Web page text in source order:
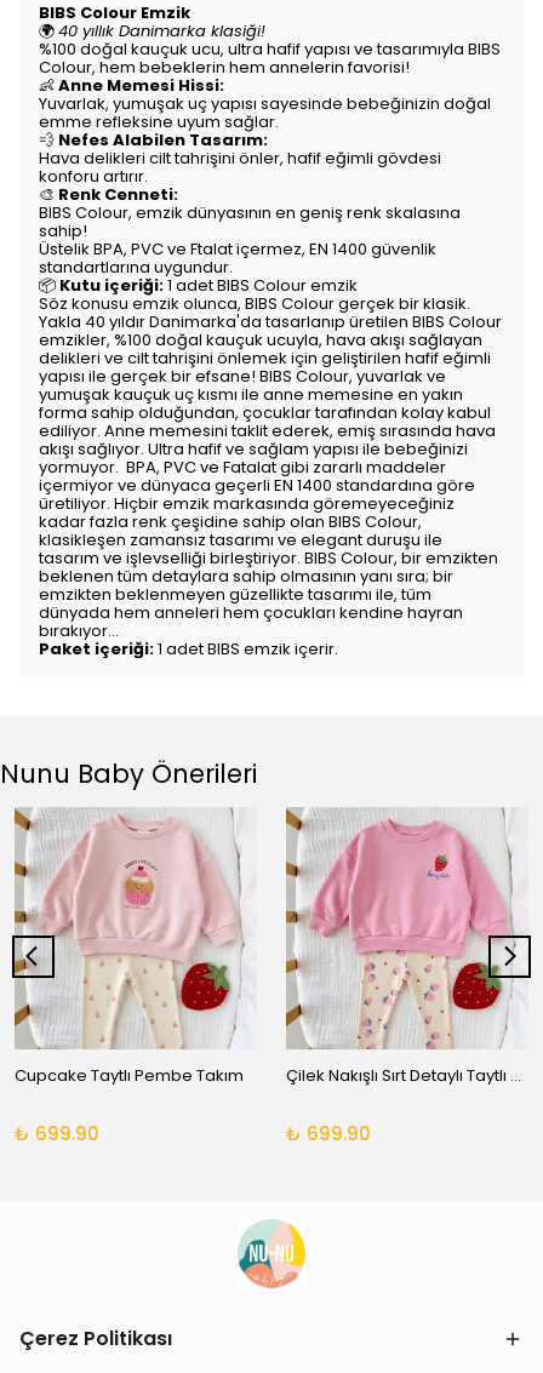
BIBS Colour Emzik
🌍40 yıllık Danimarka klasiği!
%100 doğal kauçuk ucu, ultra hafif yapısı ve tasarımıyla BIBS
Colour, hem bebeklerin hem annelerin favorisi!
👶Anne Memesi Hissi:
Yuvarlak, yumuşak uç yapısı sayesinde bebeğinizin doğal
emme refleksine uyum sağlar.
💨 Nefes Alabilen Tasarım:
Hava delikleri cilt tahrişini önler, hafif eğimli gövdesi
konforu artırır.
🎨 Renk Cenneti:
BIBS Colour, emzik dünyasının en geniş renk skalasına
sahip!
Üstelik BPA, PVC ve Ftalat içermez, EN 1400 güvenlik
standartlarına uygundur.
📦 Kutu içeriği:1 adet BIBS Colour emzik
Söz konusu emzik olunca, BIBS Colour gerçek bir klasik.
Yakla 40 yıldır Danimarka'da tasarlanıp üretilen BIBS Colour
emzikler, %100 doğal kauçuk ucuyla, hava akışı sağlayan
delikleri ve cilt tahrişini önlemek için geliştirilen hafif eğimli
yapısı ile gerçek bir efsane! BIBS Colour, yuvarlak ve
yumuşak kauçuk uç kısmı ile anne memesine en yakın
forma sahip olduğundan, çocuklar tarafından kolay kabul
ediliyor. Anne memesini taklit ederek, emiş sırasında hava
akışı sağlıyor. Ultra hafif ve sağlam yapısı ile bebeğinizi
yormuyor. BPA, PVC ve Fatalat gibi zararlı maddeler
içermiyor ve dünyaca geçerli EN 1400 standardına göre
üretiliyor. Hiçbir emzik markasında göremeyeceğiniz
kadar fazla renk çeşidine sahip olan BIBS Colour,
klasikleşen zamansız tasarımı ve elegant duruşu ile
tasarım ve işlevselliği birleştiriyor. BIBS Colour, bir emzikten
beklenen tüm detaylara sahip olmasının yanı sıra; bir
emzikten beklenmeyen güzellikte tasarımı ile, tüm
dünyada hem anneleri hem çocukları kendine hayran
bırakıyor...
Paket içeriği:1 adet BIBS emzik içerir.
Nunu Baby Önerileri
Cupcake Taytlı Pembe Takım
₺ 699.90
Çilek Nakışlı Sırt Detaylı Taytlı Takım
₺ 699.90
Çerez Politikası